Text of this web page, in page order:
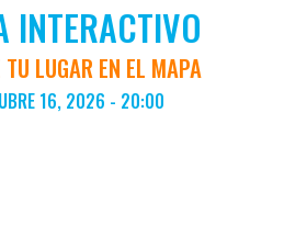
INTERACTIVO
TU LUGAR EN EL MAPA
16, 2026 - 20:00